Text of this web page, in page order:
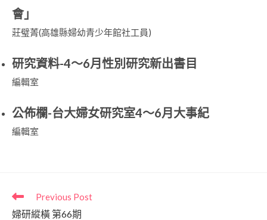
會」
莊璧菁(高雄縣婦幼青少年館社工員)
研究資料-4～6月性別研究新出書目
編輯室
公佈欄-台大婦女研究室4～6月大事紀
編輯室
Previous Post
婦研縱橫 第66期